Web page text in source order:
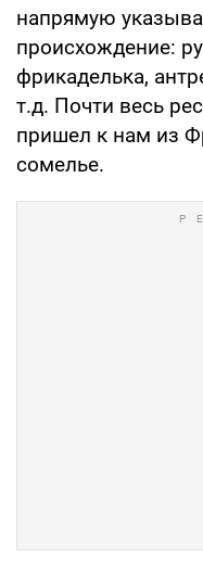
напрямую
происхождение:
фрикаделька,
т.д. Почти весь
пришел к нам из
сомелье.